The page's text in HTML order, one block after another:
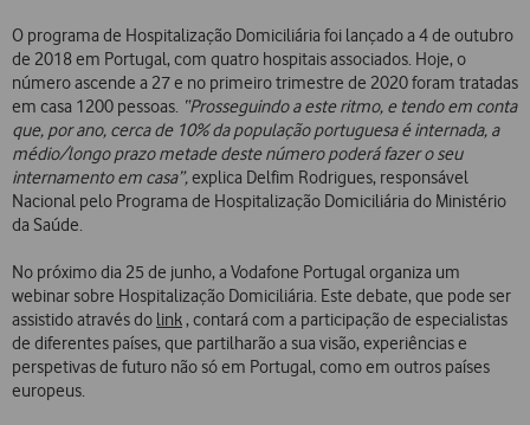
O programa de Hospitalização Domiciliária foi lançado a 4 de outubro
de 2018 em Portugal, com quatro hospitais associados. Hoje, o
número ascende a 27 e no primeiro trimestre de 2020 foram tratadas
em casa 1200 pessoas. “Prosseguindo a este ritmo, e tendo em conta
que, por ano, cerca de 10% da população portuguesa é internada, a
médio/longo prazo metade deste número poderá fazer o seu
internamento em casa”,explica Delfim Rodrigues, responsável
Nacional pelo Programa de Hospitalização Domiciliária do Ministério
da Saúde.
No próximo dia 25 de junho, a Vodafone Portugal organiza um
webinar sobre Hospitalização Domiciliária. Este debate, que pode ser
assistido através do link, contará com a participação de especialistas
de diferentes países, que partilharão a sua visão, experiências e
perspetivas de futuro não só em Portugal, como em outros países
europeus.